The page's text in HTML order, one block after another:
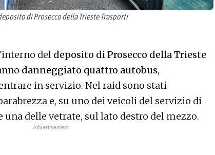
di Prosecco della Trieste Trasporti
del deposito di Prosecco della Trieste
danneggiato quattro autobus,
in servizio. Nel raid sono stati
e, su uno dei veicoli del servizio di
delle vetrate, sul lato destro del mezzo.